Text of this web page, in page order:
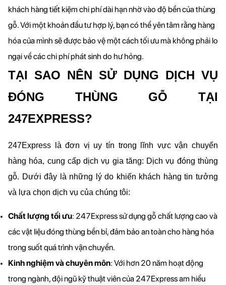
khách hàng tiết kiệm chi phí dài hạn nhờ vào độ bền của thùng
gỗ. Với một khoản đầu tư hợp lý, bạn có thể yên tâm rằng hàng
hóa của mình sẽ được bảo vệ một cách tối ưu mà không phải lo
ngại về các chi phí phát sinh do hư hỏng.
TẠI SAO NÊN SỬ DỤNG DỊCH VỤ
ĐÓNG THÙNG GỖ TẠI
247EXPRESS?
247Express là đơn vị uy tín trong lĩnh vực vận chuyển
hàng hóa, cung cấp dịch vụ gia tăng: Dịch vụ đóng thùng
gỗ. Dưới đây là những lý do khiến khách hàng tin tưởng
và lựa chọn dịch vụ của chúng tôi:
Chất lượng tối ưu: 247Express sử dụng gỗ chất lượng cao và
các vật liệu đóng thùng bền bỉ, đảm bảo an toàn cho hàng hóa
trong suốt quá trình vận chuyển.
Kinh nghiệm và chuyên môn: Với hơn 20 năm hoạt động
trong ngành, đội ngũ kỹ thuật viên của 247Express am hiểu